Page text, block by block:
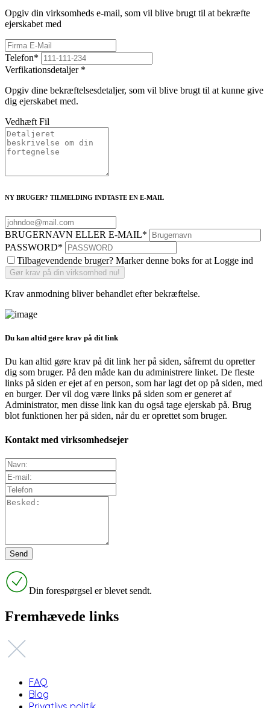
Opgiv din virksomheds e-mail, som vil blive brugt til at bekræfte
ejerskabet med
Telefon*
Verfikationsdetaljer *
Opgiv dine bekræftelsesdetaljer, som vil blive brugt til at kunne give
dig ejerskabet med.
Vedhæft Fil
NY BRUGER? TILMELDING INDTASTE EN E-MAIL
BRUGERNAVN ELLER E-MAIL*
PASSWORD*
Tilbagevendende bruger? Marker denne boks for at Logge ind
Krav anmodning bliver behandlet efter bekræftelse.
Du kan altid gøre krav på dit link
Du kan altid gøre krav på dit link her på siden, såfremt du opretter
dig som bruger. På den måde kan du administrere linket. De fleste
links på siden er ejet af en person, som har lagt det op på siden, med
en burger. Der vil dog være links på siden som er generet af
Administrator, men disse link kan du også tage ejerskab på. Brug
blot funktionen her på siden, når du er oprettet som bruger.
Kontakt med virksomhedsejer
Din forespørgsel er blevet sendt.
Fremhævede links
FAQ
Blog